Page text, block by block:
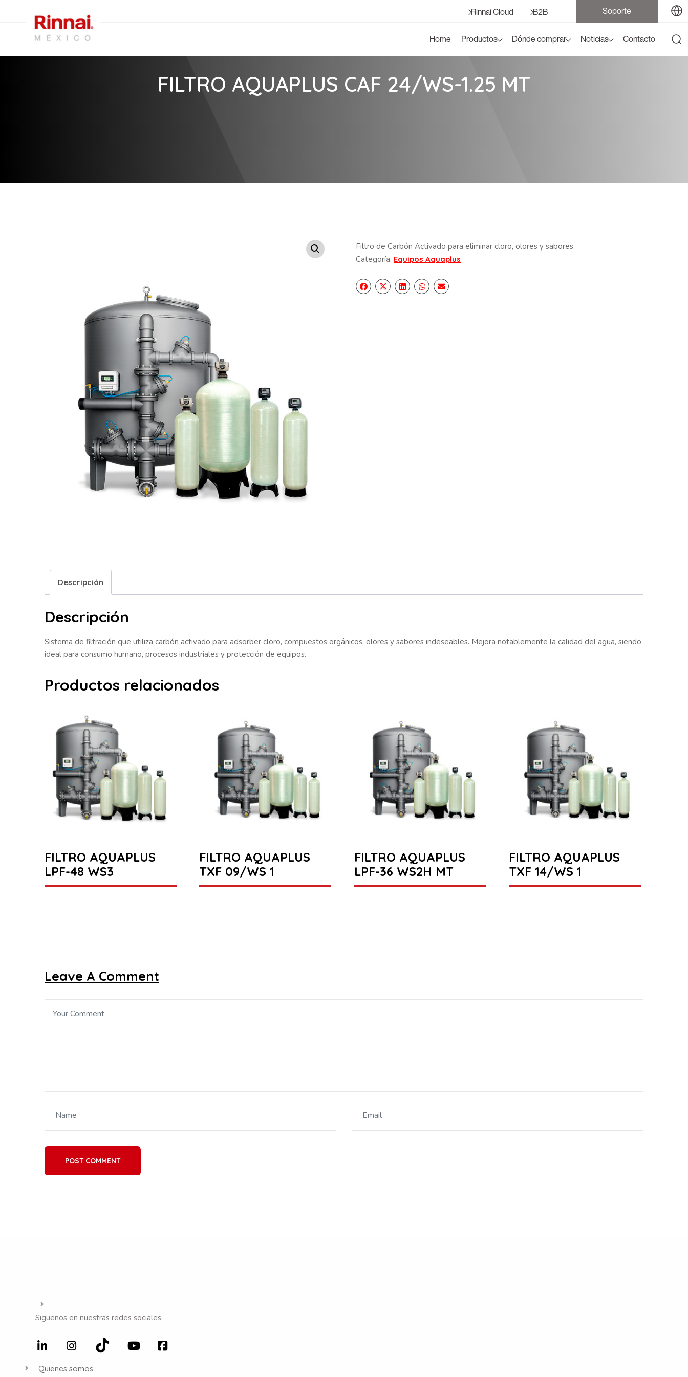
Rinnai Cloud B2B Soporte
Home Productos Dónde comprar Noticias Contacto
FILTRO AQUAPLUS CAF 24/WS-1.25 MT
Filtro de Carbón Activado para eliminar cloro, olores y sabores.
Categoría: Equipos Aquaplus
Descripción
Descripción
Sistema de filtración que utiliza carbón activado para adsorber cloro, compuestos orgánicos, olores y sabores indeseables. Mejora notablemente la calidad del agua, siendo
ideal para consumo humano, procesos industriales y protección de equipos.
Productos relacionados
FILTRO AQUAPLUS
LPF-48 WS3
FILTRO AQUAPLUS
TXF 09/WS 1
FILTRO AQUAPLUS
LPF-36 WS2H MT
FILTRO AQUAPLUS
TXF 14/WS 1
Leave A Comment
POST COMMENT
Siguenos en nuestras redes sociales.
Quienes somos